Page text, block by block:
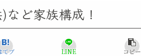
ど家族構成！
てブ LINE コピー